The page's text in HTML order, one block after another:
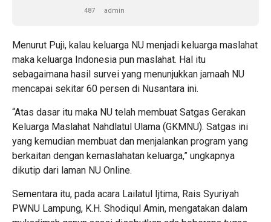
487 admin
Menurut Puji, kalau keluarga NU menjadi keluarga maslahat
maka keluarga Indonesia pun maslahat. Hal itu
sebagaimana hasil survei yang menunjukkan jamaah NU
mencapai sekitar 60 persen di Nusantara ini.
“Atas dasar itu maka NU telah membuat Satgas Gerakan
Keluarga Maslahat Nahdlatul Ulama (GKMNU). Satgas ini
yang kemudian membuat dan menjalankan program yang
berkaitan dengan kemaslahatan keluarga,” ungkapnya
dikutip dari laman NU Online.
Sementara itu, pada acara Lailatul Ijtima, Rais Syuriyah
PWNU Lampung, K.H. Shodiqul Amin, mengatakan dalam